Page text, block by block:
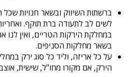
ברשתות השיווק ובשאר חנויות
לשים לב לתעודה ברת תוקף.
במחלקת הירקות הטריים, ואין לנו
בשאר מחלקות הסניפים.
על כל אריזה, וליד כל סוג ירק
הירק, אם מקורו מחו"ל, שישית,